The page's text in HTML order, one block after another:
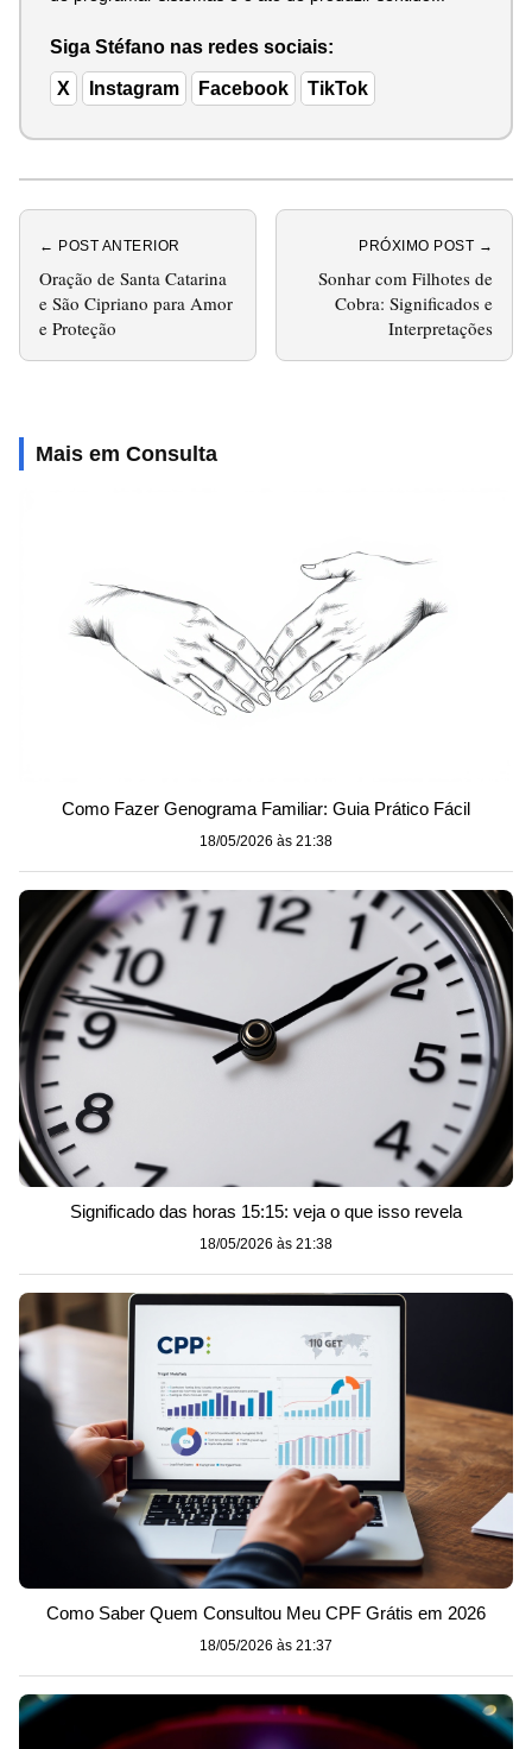
Siga Stéfano nas redes sociais:
X Instagram Facebook TikTok
← POST ANTERIOR
Oração de Santa Catarina
e São Cipriano para Amor
e Proteção
PRÓXIMO POST →
Sonhar com Filhotes de
Cobra: Significados e
Interpretações
Mais em Consulta
Como Fazer Genograma Familiar: Guia Prático Fácil
18/05/2026 às 21:38
Significado das horas 15:15: veja o que isso revela
18/05/2026 às 21:38
Como Saber Quem Consultou Meu CPF Grátis em 2026
18/05/2026 às 21:37